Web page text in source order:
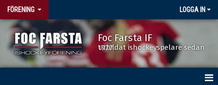
FÖRENING LOGGA IN
Foc Farsta IF
Utbildat ishockeyspelare sedan 1977